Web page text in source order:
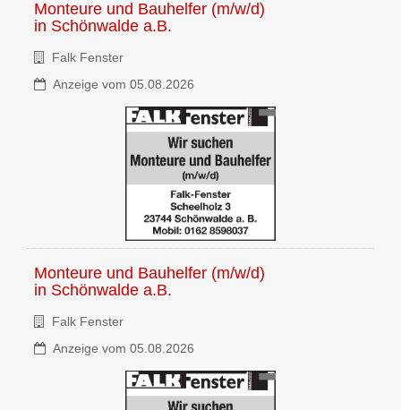
Monteure und Bauhelfer (m/w/d)
in Schönwalde a.B.
Falk Fenster
Anzeige vom 05.08.2026
Monteure und Bauhelfer (m/w/d)
in Schönwalde a.B.
Falk Fenster
Anzeige vom 05.08.2026